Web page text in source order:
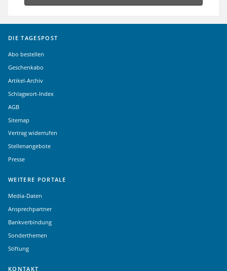
DIE TAGESPOST
Abo bestellen
Geschenkabo
Artikel-Archiv
Schlagwort-Index
AGB
Sitemap
Vertrag widerrufen
Stellenangebote
Presse
WEITERE PORTALE
Media-Daten
Ansprechpartner
Bankverbindung
Sonderthemen
Stiftung
KONTAKT